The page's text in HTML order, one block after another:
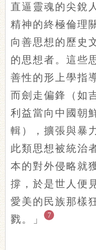
直逼靈魂的尖銳
精神的終極倫理
向善思想的歷史
的思想者。這些
善性的形上學指
而劍走偏鋒（如
利益當向中國朝
輯），擴張與暴
此類思想被統治
本的對外侵略就
撐，於是世人便
愛美的民族那樣
戮。」
7